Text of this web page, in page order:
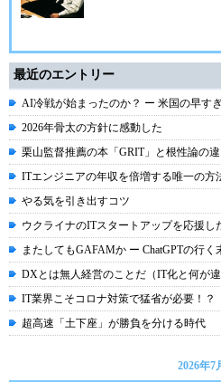
最近のエントリー
AI冷戦が始まったのか？ ー 米国の早す
2026年骨太の方針に感動した
栗山監督推薦の本「GRIT」と根性論の
ITエンジニアの年収を倍増する唯一の方
やる気を引き出すコツ
ウクライナのITスタートアップを応援し
またしてもGAFAMか ー ChatGPTの行く
DXとは無人経営のことだ（IT化と何が違
IT業界こそコロナ対策で猛省が必要！？
超高速「土下座」が勝負を分ける時代
2026年7